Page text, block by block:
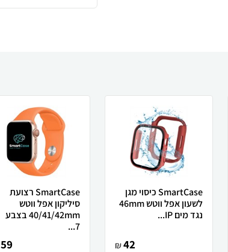
SmartCase כיסוי מגן
לשעון אפל ווטש 46mm
נגד מים IP...
42
₪
SmartCase רצועת
סיליקון אפל ווטש
40/41/42mm בצבע
7...
59